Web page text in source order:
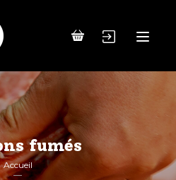
fumés
Accueil